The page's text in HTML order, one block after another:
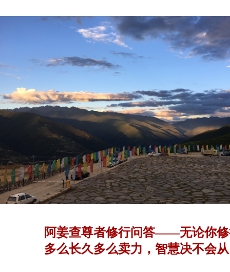
阿姜查尊者修行问答——无论你
多么长久多么卖力，智慧决不会